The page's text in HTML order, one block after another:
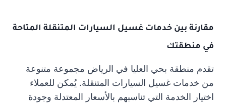
مقارنة بين خدمات غسيل السيارات المتنقلة المتاحة
في منطقتك
تقدم منطقة بحي العليا في الرياض مجموعة متنوعة
من خدمات غسيل السيارات المتنقلة. يُمكن للعملاء
اختيار الخدمة التي تناسبهم بالأسعار المعتدلة وجودة